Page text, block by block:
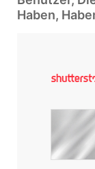
Haben,